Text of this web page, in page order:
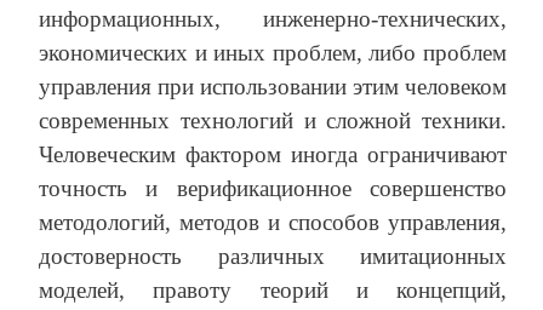
информационных, инженерно-технических,
экономических и иных проблем, либо проблем
управления при использовании этим человеком
современных технологий и сложной техники.
Человеческим фактором иногда ограничивают
точность и верификационное совершенство
методологий, методов и способов управления,
достоверность различных имитационных
моделей, правоту теорий и концепций,